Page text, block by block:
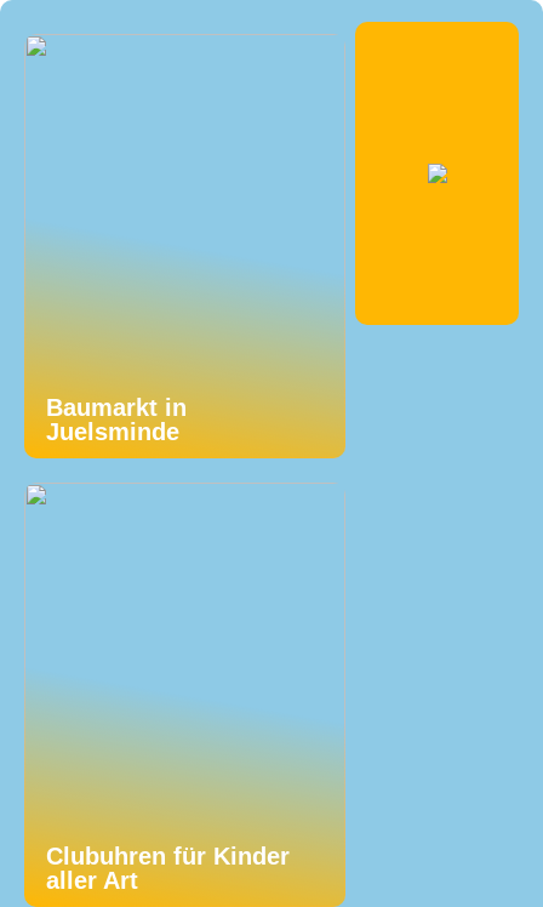
Baumarkt in
Juelsminde
Clubuhren für Kinder
aller Art